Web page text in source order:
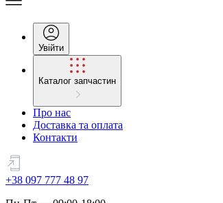
Увійти
Каталог запчастин
Про нас
Доставка та оплата
Контакти
+38 097 777 48 97